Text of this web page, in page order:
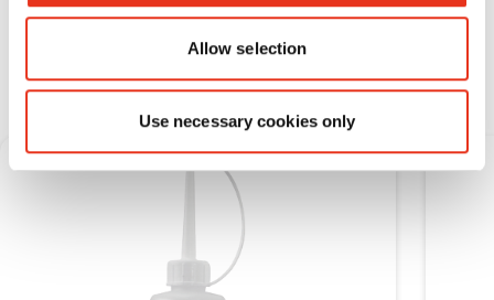
Allow selection
Use necessary cookies only
Расходные материалы